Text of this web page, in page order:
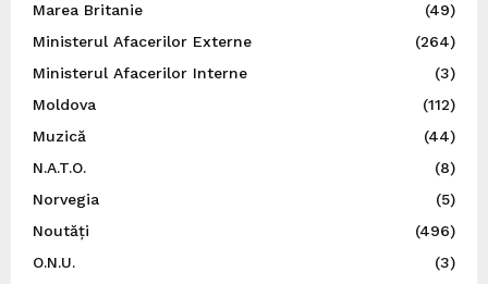
Marea Britanie
(49)
Ministerul Afacerilor Externe
(264)
Ministerul Afacerilor Interne
(3)
Moldova
(112)
Muzică
(44)
N.A.T.O.
(8)
Norvegia
(5)
Noutăți
(496)
O.N.U.
(3)